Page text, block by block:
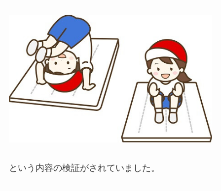
という内容の検証がされていました。